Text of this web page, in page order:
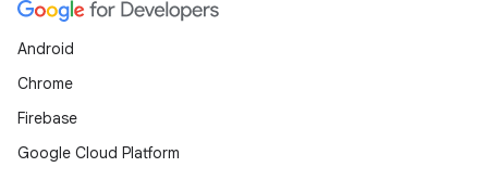
Android
Chrome
Firebase
Google Cloud Platform